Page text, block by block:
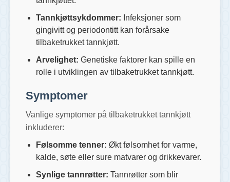
Tannkjøttsykdommer: Infeksjoner som
gingivitt og periodontitt kan forårsake
tilbaketrukket tannkjøtt.
Arvelighet: Genetiske faktorer kan spille en
rolle i utviklingen av tilbaketrukket tannkjøtt.
Symptomer
Vanlige symptomer på tilbaketrukket tannkjøtt
inkluderer:
Følsomme tenner: Økt følsomhet for varme,
kalde, søte eller sure matvarer og drikkevarer.
Synlige tannrøtter: Tannrøtter som blir